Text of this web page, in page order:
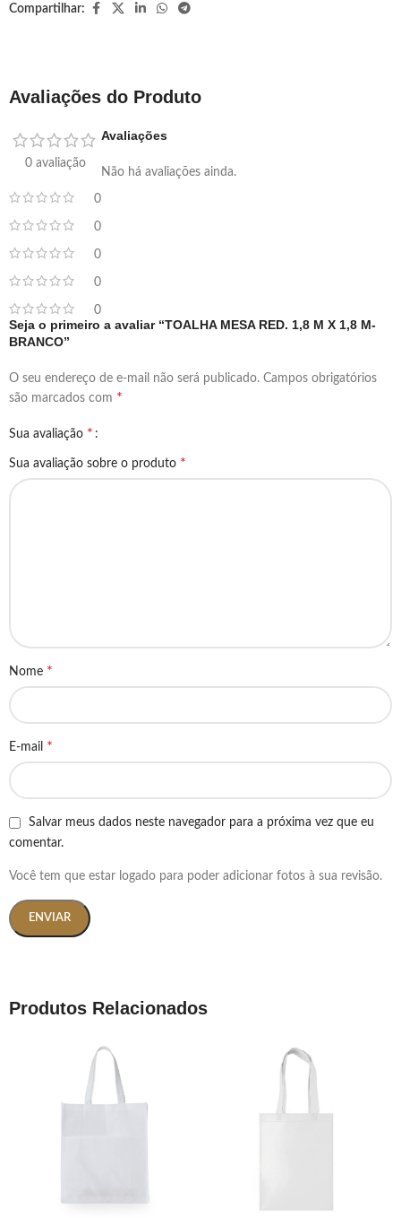
Compartilhar:
Avaliações do Produto
0 avaliação
0
0
0
0
0
Avaliações
Não há avaliações ainda.
Seja o primeiro a avaliar “TOALHA MESA RED. 1,8 M X 1,8 M-
BRANCO”
O seu endereço de e-mail não será publicado. Campos obrigatórios
são marcados com *
Sua avaliação *
Sua avaliação sobre o produto *
Nome *
E-mail *
Salvar meus dados neste navegador para a próxima vez que eu
comentar.
Você tem que estar logado para poder adicionar fotos à sua revisão.
Produtos Relacionados